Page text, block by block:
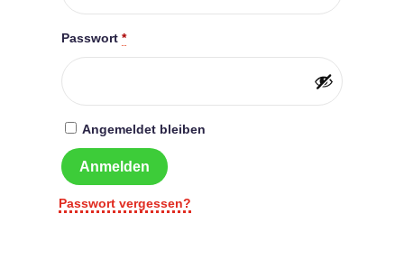
Passwort *
Angemeldet bleiben
Anmelden
Passwort vergessen?